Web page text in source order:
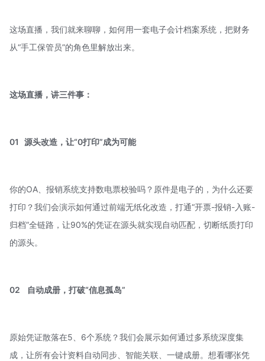
这场直播，我们就来聊聊，如何用一套电子会计档案系统，把财务
从“手工保管员”的角色里解放出来。
这场直播，讲三件事：
01 源头改造，让“0打印”成为可能
你的OA、报销系统支持数电票校验吗？原件是电子的，为什么还要
打印？我们会演示如何通过前端无纸化改造，打通“开票-报销-入账-
归档”全链路，让90%的凭证在源头就实现自动匹配，切断纸质打印
的源头。
02 自动成册，打破“信息孤岛”
原始凭证散落在5、6个系统？我们会展示如何通过多系统深度集
成，让所有会计资料自动同步、智能关联、一键成册。想看哪张凭